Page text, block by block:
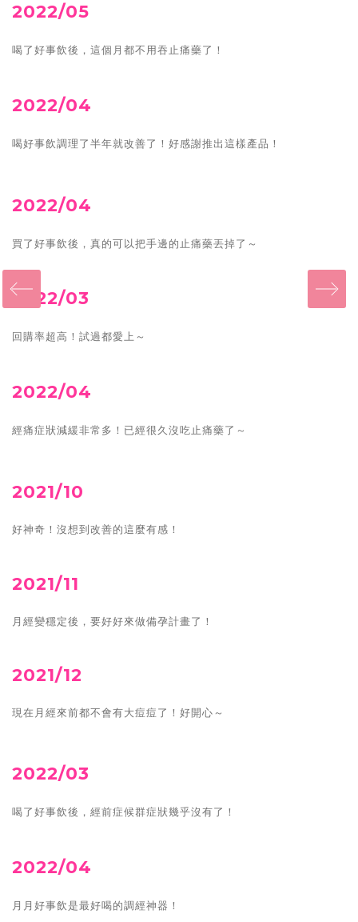
2022/05
喝了好事飲後，這個月都不用吞止痛藥了！
2022/04
喝好事飲調理了半年就改善了！好感謝推出這樣產品！
2022/04
買了好事飲後，真的可以把手邊的止痛藥丟掉了～
2022/03
回購率超高！試過都愛上～
2022/04
經痛症狀減緩非常多！已經很久沒吃止痛藥了～
2021/10
好神奇！沒想到改善的這麼有感！
2021/11
月經變穩定後，要好好來做備孕計畫了！
2021/12
現在月經來前都不會有大痘痘了！好開心～
2022/03
喝了好事飲後，經前症候群症狀幾乎沒有了！
2022/04
月月好事飲是最好喝的調經神器！